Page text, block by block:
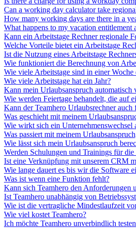
Can a working day calculator take
How many working days are there in a
What happens to my vacation entitlement
Kann ein Arbeitstage Rechner regionale
Welche Vorteile bietet ein Arbeitstage
Ist die Nutzung eines Arbeitstage
Wie funktioniert die Berechnung von
Wie viele Arbeitstage sind in einer Woche
Wie viele Arbeitstage hat ein Jahr?
Kann mein Urlaubsanspruch
Wie werden Feiertage behandelt, die auf
Kann der Teamhero Urlaubsrechner
Was geschieht mit meinem
Wie wirkt sich ein Unternehmenswechsel
Was passiert mit meinem
Wie lässt sich mein Urlaubsanspruch
Werden Schulungen und Trainings für
Ist eine Verknüpfung mit unserem CRM
Wie lange dauert es bis wir die Software
Was ist wenn eine Funktion fehlt?
Kann sich Teamhero den Anforderungen
Ist Teamhero unabhängig von
Wie ist die vertragliche Mindestlaufzeit
Wie viel kostet Teamhero?
Ich möchte Teamhero unverbindlich